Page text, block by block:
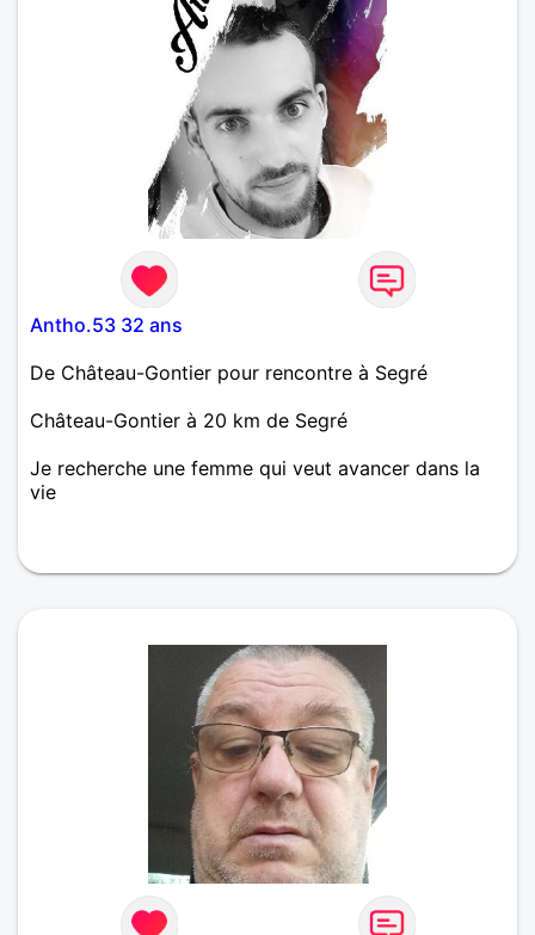
s'ouvrir et non l'inverse. Les hommes célibataires de
la région de Château-Gonthier qui recherchent du
sérieux peuvent me contacter et nous verrons bien
ce qu'il en ressortira...
Antho.53 32 ans
De Château-Gontier pour rencontre à Segré
Château-Gontier à 20 km de Segré
Je recherche une femme qui veut avancer dans la
vie